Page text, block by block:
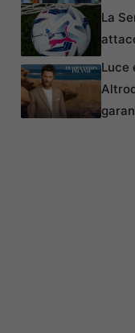
La
Luce